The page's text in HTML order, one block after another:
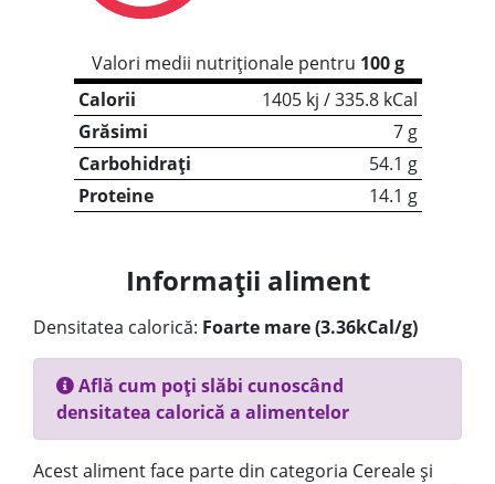
Valori medii nutriționale pentru 100 g
Calorii
1405 kj / 335.8 kCal
Grăsimi
7 g
Carbohidrați
54.1 g
Proteine
14.1 g
Informații aliment
Densitatea calorică: Foarte mare (3.36kCal/g)
Află cum poți slăbi cunoscând
densitatea calorică a alimentelor
Acest aliment face parte din categoria Cereale și